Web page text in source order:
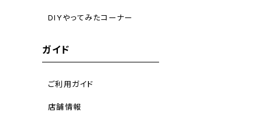
DIYやってみたコーナー
ガイド
ご利用ガイド
店舗情報